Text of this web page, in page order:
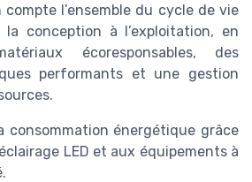
l’ensemble du cycle de vie
la conception à l’exploitation, en
écoresponsables, des
performants et une gestion
consommation énergétique grâce
LED et aux équipements à